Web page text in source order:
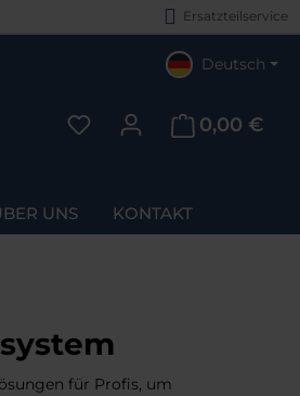
Ersatzteilservice
Deutsch
Du hast 0 Produkte auf
0,00 €
UNS KONTAKT
für Profis, um